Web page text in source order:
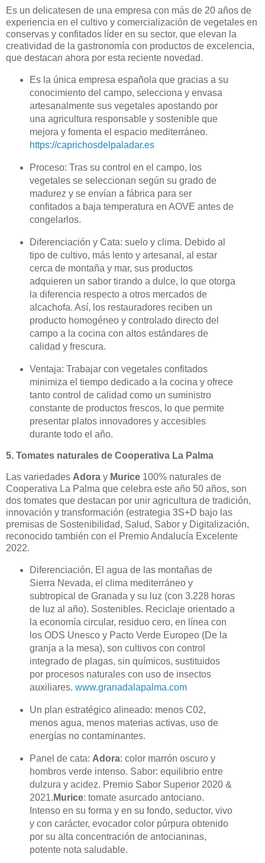
Es un delicatesen de una empresa con más de 20 años de
experiencia en el cultivo y comercialización de vegetales en
conservas y confitados líder en su sector, que elevan la
creatividad de la gastronomía con productos de excelencia,
que destacan ahora por esta reciente novedad.
Es la única empresa española que gracias a su
conocimiento del campo, selecciona y envasa
artesanalmente sus vegetales apostando por
una agricultura responsable y sostenible que
mejora y fomenta el espacio mediterráneo.
https://caprichosdelpaladar.es
Proceso: Tras su control en el campo, los
vegetales se seleccionan según su grado de
madurez y se envían a fábrica para ser
confitados a baja temperatura en AOVE antes de
congelarlos.
Diferenciación y Cata: suelo y clima. Debido al
tipo de cultivo, más lento y artesanal, al estar
cerca de montaña y mar, sus productos
adquieren un sabor tirando a dulce, lo que otorga
la diferencia respecto a otros mercados de
alcachofa. Así, los restauradores reciben un
producto homogéneo y controlado directo del
campo a la cocina con altos estándares de
calidad y frescura.
Ventaja: Trabajar con vegetales confitados
minimiza el tiempo dedicado a la cocina y ofrece
tanto control de calidad como un suministro
constante de productos frescos, lo que permite
presentar platos innovadores y accesibles
durante todo el año.
5. Tomates naturales de Cooperativa La Palma
Las variedades Adora y Murice 100% naturales de
Cooperativa La Palma que celebra este año 50 años, son
dos tomates que destacan por unir agricultura de tradición,
innovación y transformación (estrategia 3S+D bajo las
premisas de Sostenibilidad, Salud, Sabor y Digitalización,
reconocido también con el Premio Andalucía Excelente
2022.
Diferenciación. El agua de las montañas de
Sierra Nevada, el clima mediterráneo y
subtropical de Granada y su luz (con 3.228 horas
de luz al año). Sostenibles. Reciclaje orientado a
la economía circular, residuo cero, en línea con
los ODS Unesco y Pacto Verde Europeo (De la
granja a la mesa), son cultivos con control
integrado de plagas, sin químicos, sustituidos
por procesos naturales con uso de insectos
auxiliares. www.granadalapalma.com
Un plan estratégico alineado: menos C02,
menos agua, menos materias activas, uso de
energías no contaminantes.
Panel de cata: Adora: color marrón oscuro y
hombros verde intenso. Sabor: equilibrio entre
dulzura y acidez. Premio Sabor Superior 2020 &
2021. Murice: tomate asurcado antociano.
Intenso en su forma y en su fondo, seductor, vivo
y con carácter, evocador color púrpura obtenido
por su alta concentración de antocianinas,
potente nota saludable.